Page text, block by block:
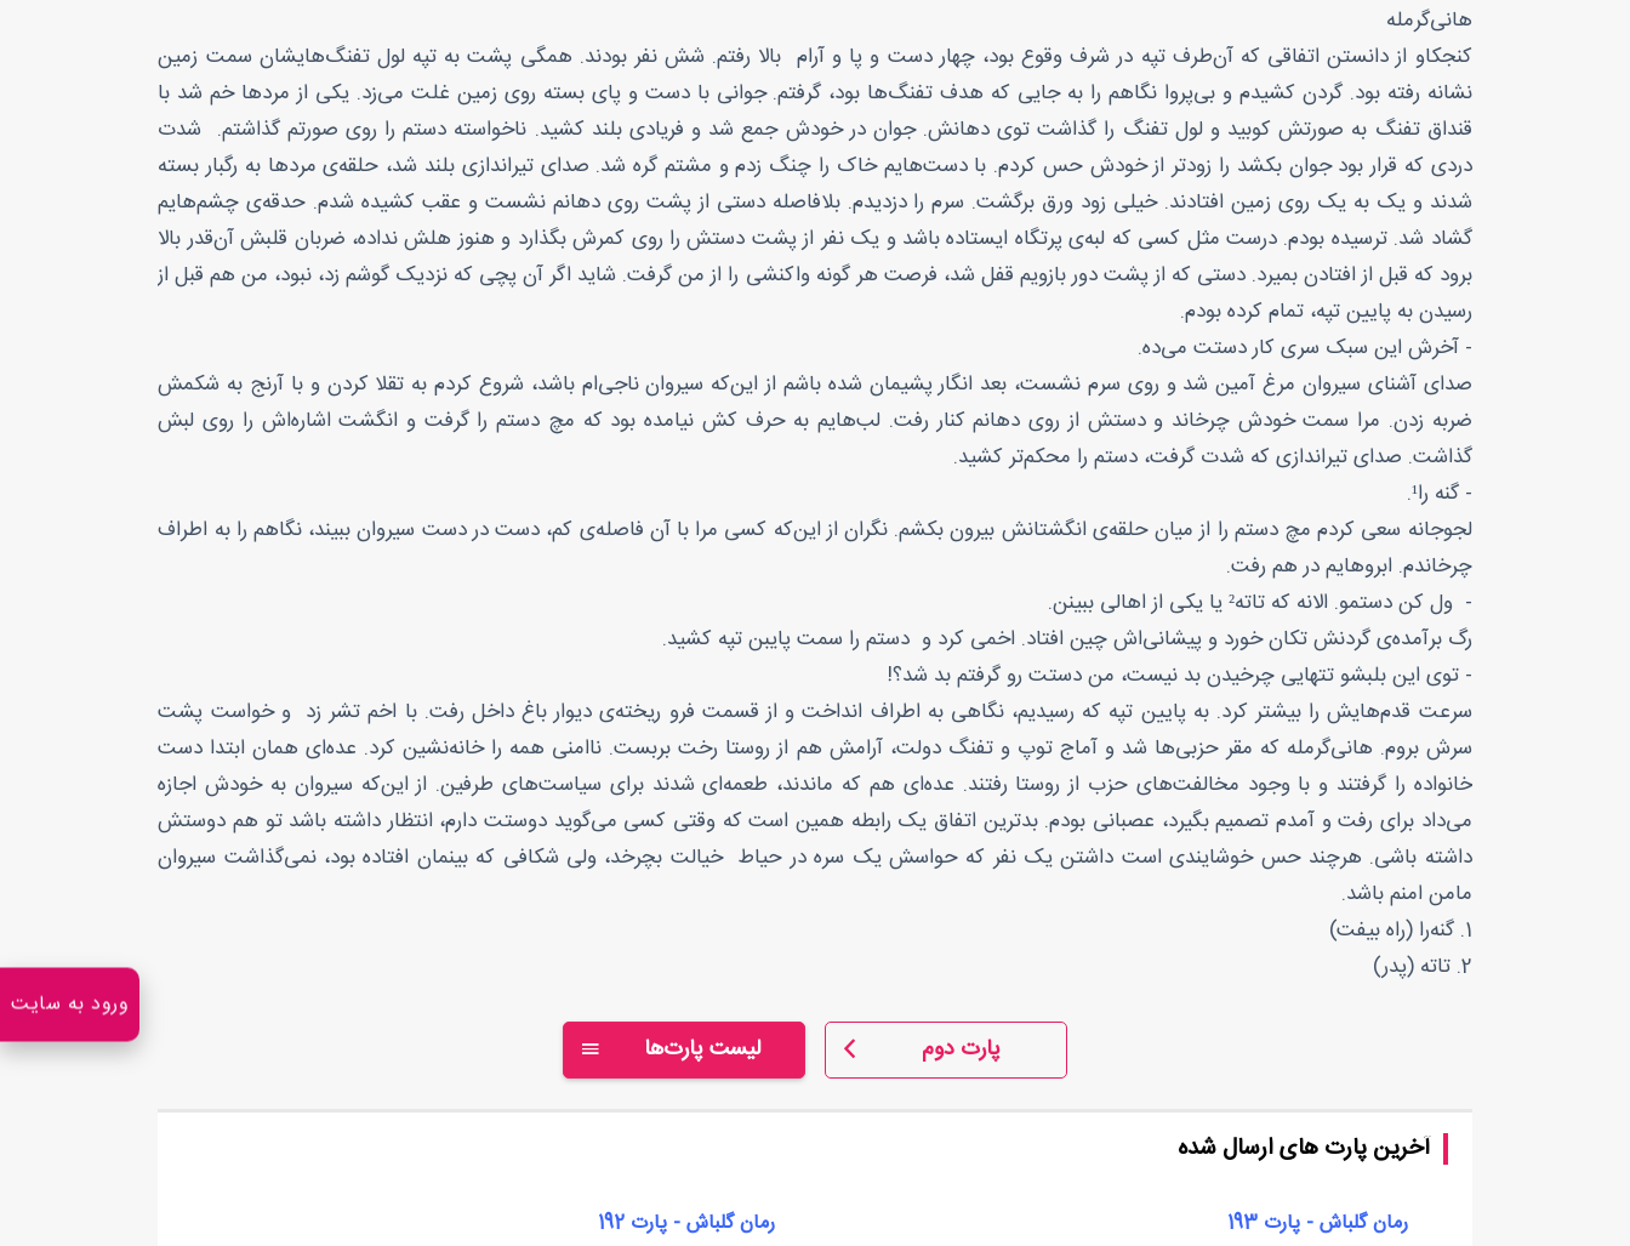
هانی‌گرمله
کنجکاو از دانستن اتفاقی که آن‌طرف تپه در شرف وقوع بود، چهار دست و پا و آرام بالا رفتم. شش نفر بودند. همگی پشت به تپه لول تفنگ‌هایشان سمت زمین
نشانه رفته بود. گردن کشیدم و بی‌پروا نگاهم را به جایی که هدف تفنگ‌ها بود، گرفتم. جوانی با دست و پای بسته روی زمین غلت می‌زد. یکی از مردها خم شد با
قنداق تفنگ به صورتش کوبید و لول تفنگ را گذاشت توی دهانش. جوان در خودش جمع شد و فریادی بلند کشید. ناخواسته دستم را روی صورتم گذاشتم. شدت
دردی که قرار بود جوان بکشد را زودتر از خودش حس کردم. با دست‌هایم خاک را چنگ زدم و مشتم گره شد. صدای تیراندازی بلند شد، حلقه‌ی مردها به رگبار بسته
شدند و یک به یک روی زمین افتادند. خیلی زود ورق برگشت. سرم را دزدیدم. بلافاصله دستی از پشت روی دهانم نشست و عقب کشیده شدم. حدقه‌ی چشم‌هایم
گشاد شد. ترسیده بودم. درست مثل کسی که لبه‌ی پرتگاه ایستاده باشد و یک نفر از پشت دستش را روی کمرش بگذارد و هنوز هلش نداده‌، ضربان قلبش آن‌قدر بالا
برود که قبل از افتادن بمیرد. دستی که از پشت دور بازویم قفل شد، فرصت هر گونه واکنشی را از من گرفت. شاید اگر آن پچی که نزدیک گوشم زد، نبود، من هم قبل از
رسیدن به پایین تپه، تمام کرده بودم.
- آخرش این سبک سری کار دستت می‌ده.
صدای آشنای سیروان مرغ آمین شد و روی سرم نشست، بعد انگار پشیمان شده باشم از این‌که سیروان ناجی‌ام باشد، شروع کردم به تقلا کردن و با آرنج به شکمش
ضربه زدن. مرا سمت خودش چرخاند و دستش از روی دهانم کنار رفت. لب‌هایم به حرف کش نیامده بود که مچ دستم را گرفت و انگشت اشاره‌اش را روی لبش
گذاشت. صدای تیراندازی که شدت گرفت، دستم را محکم‌تر کشید.
- گنه را¹.
لجوجانه سعی کردم مچ دستم را از میان حلقه‌ی انگشتانش بیرون بکشم. نگران از این‌که کسی مرا با آن فاصله‌ی کم، دست در دست سیروان ببیند، نگاهم را به اطراف
چرخاندم. ابرو‌هایم در هم رفت.
- ول کن دستمو. الانه که تاته² یا یکی از اهالی ببینن.
رگ برآمده‌ی گردنش تکان خورد و پیشانی‌اش چین افتاد. اخمی کرد و دستم را سمت پایبن تپه کشید.
- توی این بلبشو تتهایی چرخیدن بد نیست، من دستت رو گرفتم بد شد؟!
سرعت قدم‌هایش را بیشتر کرد. به پایین تپه که رسیدیم، نگاهی به اطراف انداخت و از قسمت فرو ریخته‌ی دیوار باغ داخل رفت. با اخم تشر زد و خواست پشت
سرش بروم. هانی‌گرمله که مقر حزبی‌ها شد و آماج توپ و تفنگ دولت، آرامش هم از روستا رخت بربست. نا‌امنی همه را خانه‌نشین کرد. عده‌ای همان ابتدا دست
خانواده را گرفتند و با وجود مخالفت‌های حزب از روستا رفتند. عده‌ای هم که ماندند، طعمه‌ای شدند برای سیاست‌های طرفین. از این‌که سیروان به خودش اجازه
می‌داد برای رفت و آمدم تصمیم بگیرد، عصبانی بودم. بدترین اتفاق یک رابطه همین است که وقتی کسی می‌گوید دوستت دارم، انتظار داشته باشد تو هم دوستش
داشته باشی. هرچند حس خوشایندی است داشتن یک نفر که حواسش یک سره در حیاط خیالت بچرخد، ولی شکافی که بینمان افتاده بود، نمی‌گذاشت سیروان
مامن امنم باشد.
1. گنه‌را (راه بیفت)
2. تاته (پدر)
لیست پارت‌ها پارت دوم
آخرین پارت های ارسال شده
رمان گلباش - پارت 193 رمان گلباش - پارت 192
ورود به سایت